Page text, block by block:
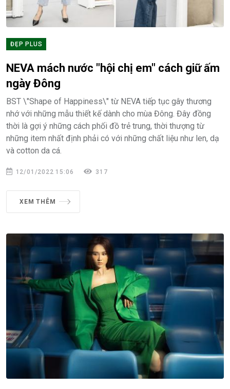
ĐẸP PLUS
NEVA mách nước "hội chị em" cách giữ ấm
ngày Đông
BST \"Shape of Happiness\" từ NEVA tiếp tục gây thương
nhớ với những mẫu thiết kế dành cho mùa Đông. Đây đồng
thời là gợi ý những cách phối đồ trẻ trung, thời thượng từ
những item nhất định phải có với những chất liệu như len, dạ
và cotton da cá.
12/01/2022 15:06 317
XEM THÊM